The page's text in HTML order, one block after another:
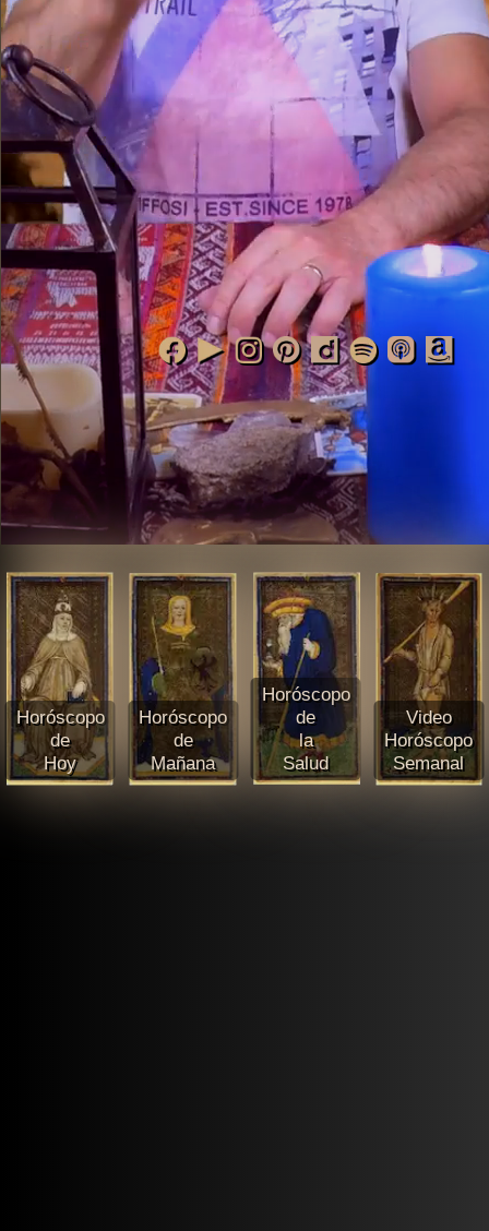
Horóscopo
de
Hoy
Horóscopo
de
Mañana
Horóscopo
de
la
Salud
Video
Horóscopo
Semanal